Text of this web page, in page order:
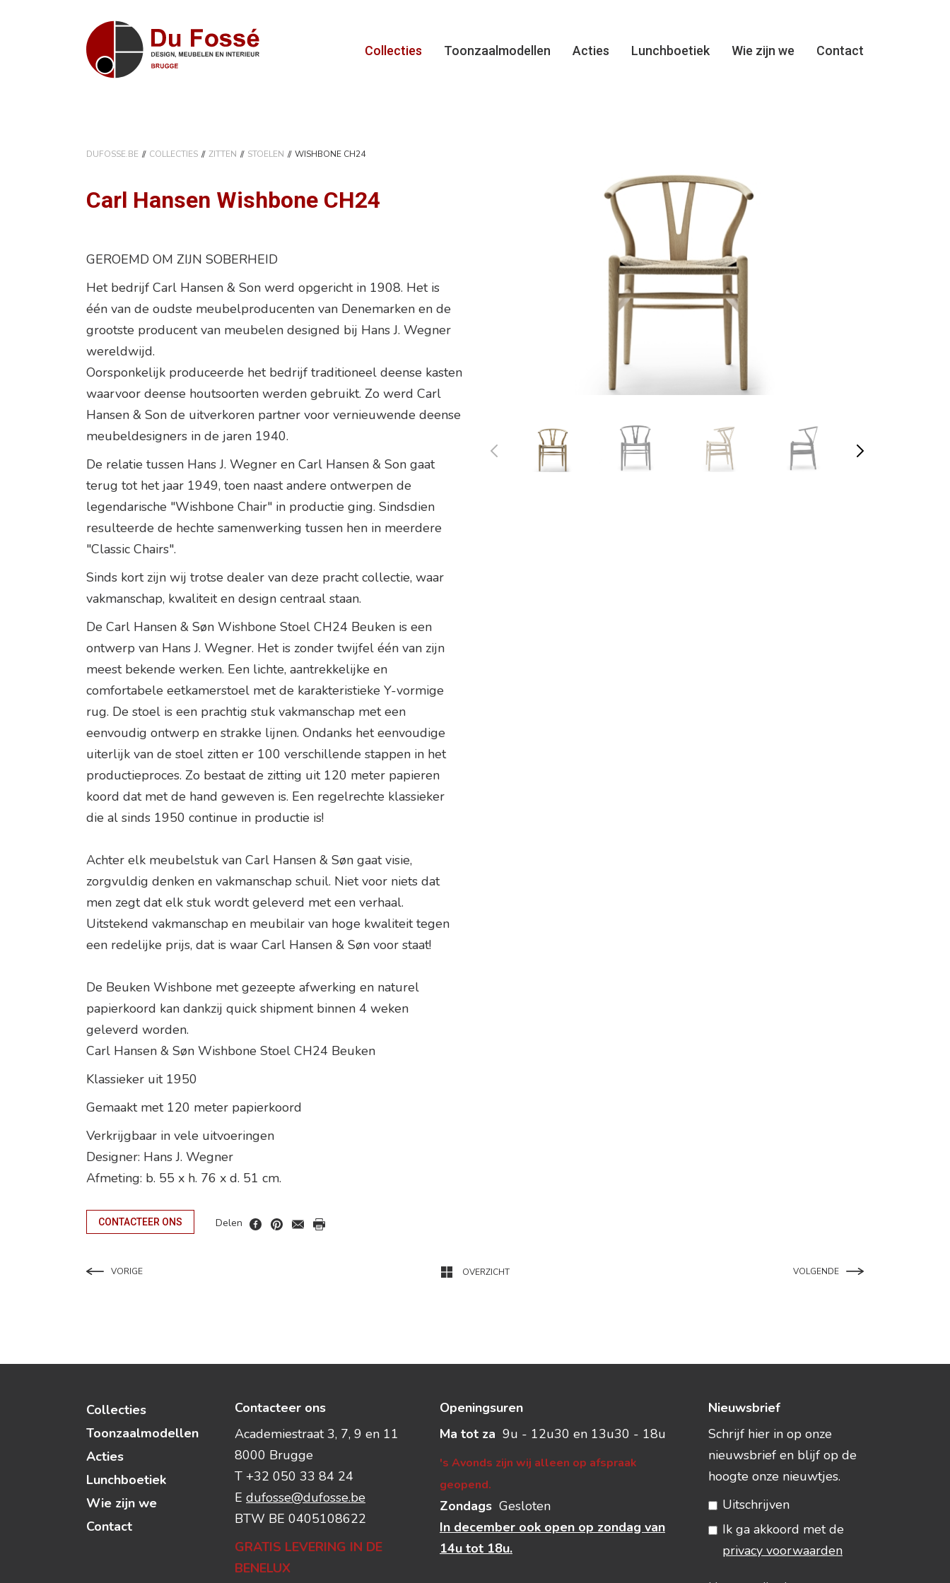
Collecties Toonzaalmodellen Acties Lunchboetiek Wie zijn we Contact
DUFOSSE.BE COLLECTIES ZITTEN STOELEN WISHBONE CH24
Carl Hansen Wishbone CH24
GEROEMD OM ZIJN SOBERHEID
Het bedrijf Carl Hansen & Son werd opgericht in 1908. Het is
één van de oudste meubelproducenten van Denemarken en de
grootste producent van meubelen designed bij Hans J. Wegner
wereldwijd.
Oorsponkelijk produceerde het bedrijf traditioneel deense kasten
waarvoor deense houtsoorten werden gebruikt. Zo werd Carl
Hansen & Son de uitverkoren partner voor vernieuwende deense
meubeldesigners in de jaren 1940.
De relatie tussen Hans J. Wegner en Carl Hansen & Son gaat
terug tot het jaar 1949, toen naast andere ontwerpen de
legendarische "Wishbone Chair" in productie ging. Sindsdien
resulteerde de hechte samenwerking tussen hen in meerdere
"Classic Chairs".
Sinds kort zijn wij trotse dealer van deze pracht collectie, waar
vakmanschap, kwaliteit en design centraal staan.
De Carl Hansen & Søn Wishbone Stoel CH24 Beuken is een
ontwerp van Hans J. Wegner. Het is zonder twijfel één van zijn
meest bekende werken. Een lichte, aantrekkelijke en
comfortabele eetkamerstoel met de karakteristieke Y-vormige
rug. De stoel is een prachtig stuk vakmanschap met een
eenvoudig ontwerp en strakke lijnen. Ondanks het eenvoudige
uiterlijk van de stoel zitten er 100 verschillende stappen in het
productieproces. Zo bestaat de zitting uit 120 meter papieren
koord dat met de hand geweven is. Een regelrechte klassieker
die al sinds 1950 continue in productie is!
Achter elk meubelstuk van Carl Hansen & Søn gaat visie,
zorgvuldig denken en vakmanschap schuil. Niet voor niets dat
men zegt dat elk stuk wordt geleverd met een verhaal.
Uitstekend vakmanschap en meubilair van hoge kwaliteit tegen
een redelijke prijs, dat is waar Carl Hansen & Søn voor staat!
De Beuken Wishbone met gezeepte afwerking en naturel
papierkoord kan dankzij quick shipment binnen 4 weken
geleverd worden.
Carl Hansen & Søn Wishbone Stoel CH24 Beuken
Klassieker uit 1950
Gemaakt met 120 meter papierkoord
Verkrijgbaar in vele uitvoeringen
Designer: Hans J. Wegner
Afmeting: b. 55 x h. 76 x d. 51 cm.
CONTACTEER ONS Delen
VORIGE OVERZICHT VOLGENDE
Collecties
Toonzaalmodellen
Acties
Lunchboetiek
Wie zijn we
Contact
Contacteer ons
Academiestraat 3, 7, 9 en 11
8000 Brugge
T +32 050 33 84 24
E dufosse@dufosse.be
BTW BE 0405108622
GRATIS LEVERING IN DE
BENELUX
Openingsuren
Ma tot za 9u - 12u30 en 13u30 - 18u
's Avonds zijn wij alleen op afspraak
geopend.
Zondags Gesloten
In december ook open op zondag van
14u tot 18u.
Nieuwsbrief
Schrijf hier in op onze
nieuwsbrief en blijf op de
hoogte onze nieuwtjes.
Uitschrijven
Ik ga akkoord met de
privacy voorwaarden